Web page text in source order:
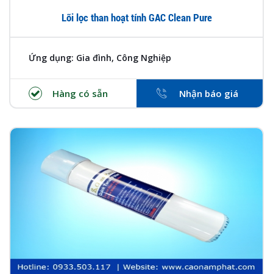
Lõi lọc than hoạt tính GAC Clean Pure
Ứng dụng: Gia đình, Công Nghiệp
Hàng có sẵn Nhận báo giá